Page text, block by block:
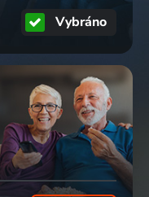
Vybráno